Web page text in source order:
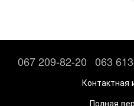
067 209-82-20 063
Контактная
Полная